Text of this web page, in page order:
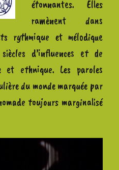
étonnantes. Elles
ramènent dans
rythmique et mélodique
d’influences et de
et ethnique. Les paroles
du monde marquée par
toujours marginalisé